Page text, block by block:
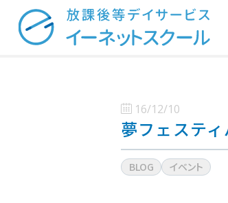
16/12/10
夢フェステ
BLOG イベント